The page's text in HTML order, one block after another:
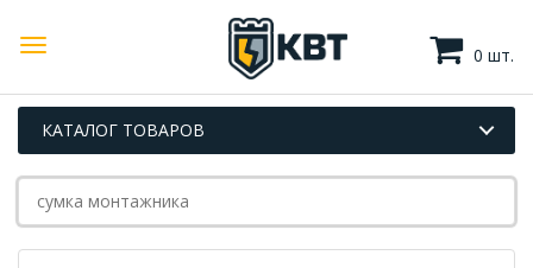
0 шт.
КАТАЛОГ ТОВАРОВ